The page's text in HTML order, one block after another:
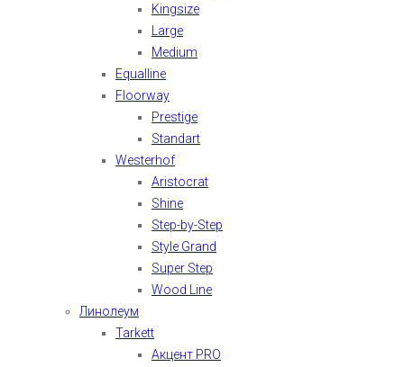
Kingsize
Large
Medium
Equalline
Floorway
Prestige
Standart
Westerhof
Aristocrat
Shine
Step-by-Step
Style Grand
Super Step
Wood Line
Линолеум
Tarkett
Акцент PRO